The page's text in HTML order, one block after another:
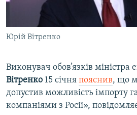
СВІДЧЕННЯ ОКУПАЦІЇ
УКРАЇНСЬКА ПРОБЛЕМА КРИМУ
ІНФОГРАФІКА
Qırımtatar
ДОЛУЧАЙСЯ!
Усі сайти RFE/RL
Юрій Вітренко
Виконувач обов’язків міністра
Вітренко 15 січня пояснив, що
допустив можливість імпорту
компаніями з Росії»,